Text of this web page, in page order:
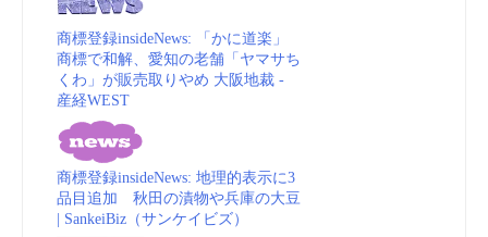
商標登録insideNews: 「かに道楽」
商標で和解、愛知の老舗「ヤマサち
くわ」が販売取りやめ 大阪地裁 -
産経WEST
商標登録insideNews: 地理的表示に3
品目追加 秋田の漬物や兵庫の大豆
| SankeiBiz（サンケイビズ）